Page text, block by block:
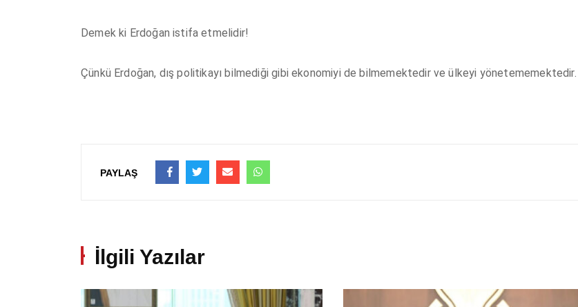
Demek ki Erdoğan istifa etmelidir!
Çünkü Erdoğan, dış politikayı bilmediği gibi ekonomiyi de bilmemektedir ve ülkeyi yönetememektedir.
PAYLAŞ
İlgili Yazılar